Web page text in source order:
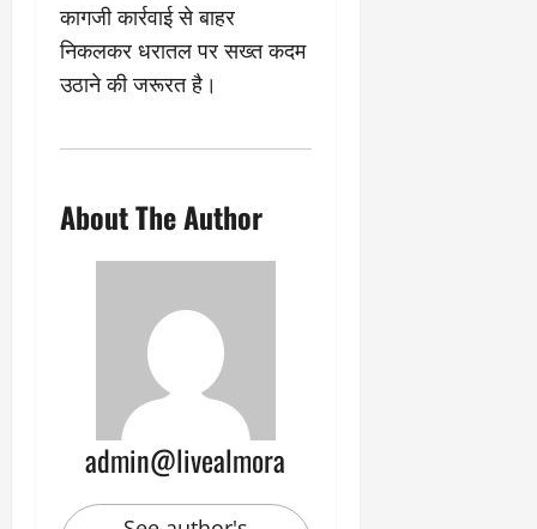
कागजी कार्रवाई से बाहर
निकलकर धरातल पर सख्त कदम
उठाने की जरूरत है।
About The Author
admin@livealmora